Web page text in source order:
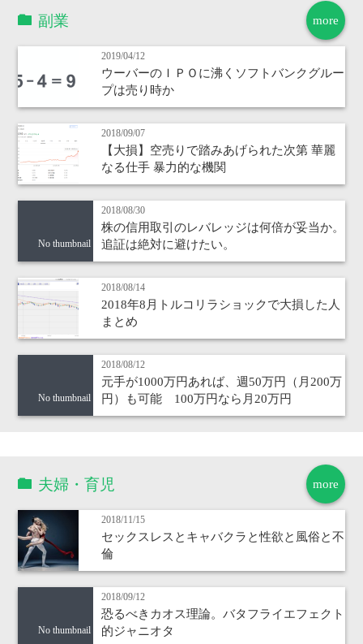
more
副業
2019/04/12
ウーバーのＩＰＯに沸くソフトバンクグルー
プは売り時か
2018/09/07
【大損】空売りで踏みあげられた次第 華麗
なる仕手 暴力的な機関
No thumbnail
2018/08/30
株の信用取引のレバレッジは何倍が妥当か。
追証は絶対に避けたい。
2018/08/14
2018年8月トルコリラショックで大損した人
まとめ
No thumbnail
2018/08/12
元手が1000万円あれば、週50万円（月200万
円）も可能 100万円なら月20万円
more
夫婦・育児
2018/11/15
セックスレスとキャバクラと性欲と風俗と不
倫
No thumbnail
2018/09/12
恐るべきカオス理論。バタフライエフェクト
的ジャニオタ